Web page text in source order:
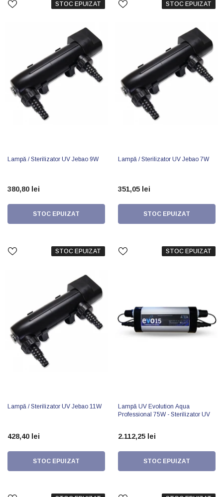
STOC EPUIZAT
Lampă / Sterilizator UV Jebao 9W
380,80 lei
STOC EPUIZAT
STOC EPUIZAT
Lampă / Sterilizator UV Jebao 7W
351,05 lei
STOC EPUIZAT
STOC EPUIZAT
Lampă / Sterilizator UV Jebao 11W
428,40 lei
STOC EPUIZAT
STOC EPUIZAT
Lampă UV Evolution Aqua
Professional 75W - Sterilizator UV
2.112,25 lei
STOC EPUIZAT